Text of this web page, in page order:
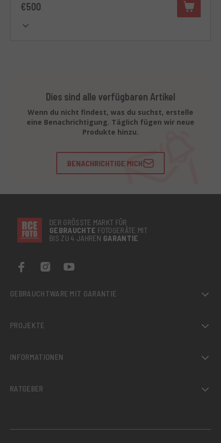
€500
Dies sind alle verfügbaren Artikel
Wenn du nicht findest, was du suchst, erstelle
eine Benachrichtigung. Täglich fügen wir neue
Produkte hinzu.
BENACHRICHTIGE MICH
DER GRÖSSTE MARKT FÜR
GEBRAUCHTE FOTOGERÄTE MIT
BIS ZU 4 JAHREN GARANTIE
GEBRAUCHTWARE MIT GARANTIE
PROJEKTE
INFORMATIONEN
RATGEBER